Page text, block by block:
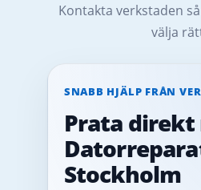
Kontakta verkstaden
välja
SNABB HJÄLP FRÅN
Prata direkt
Stockholm